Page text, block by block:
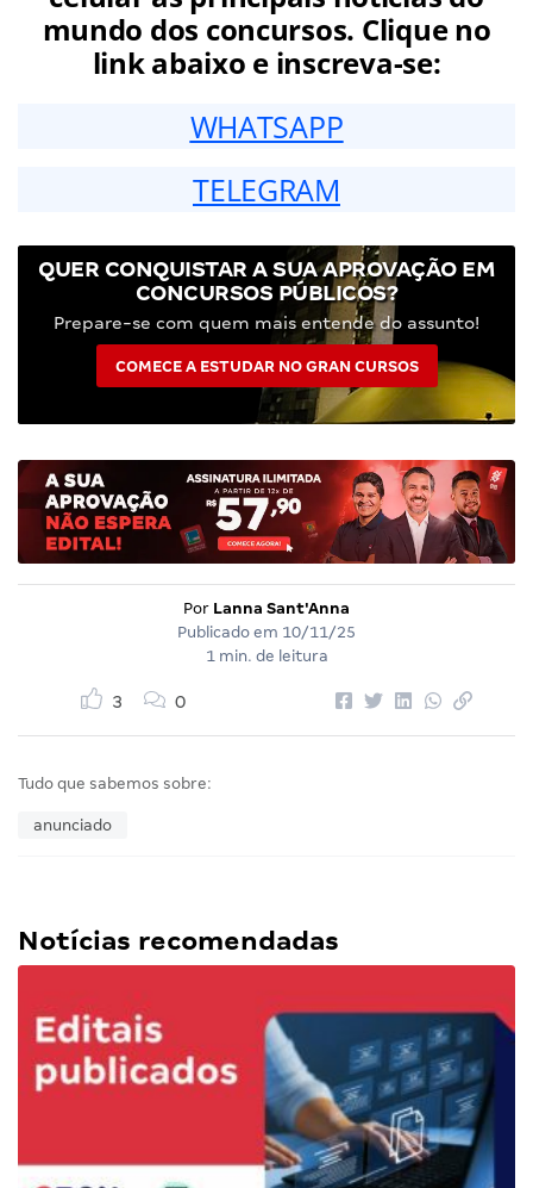
mundo dos concursos. Clique no
link abaixo e inscreva-se:
WHATSAPP
TELEGRAM
QUER CONQUISTAR A SUA APROVAÇÃO EM
CONCURSOS PÚBLICOS?
Prepare-se com quem mais entende do assunto!
COMECE A ESTUDAR NO GRAN CURSOS
Por Lanna Sant'Anna
Publicado em 10/11/25
1 min. de leitura
3 0
Tudo que sabemos sobre:
anunciado
Notícias recomendadas